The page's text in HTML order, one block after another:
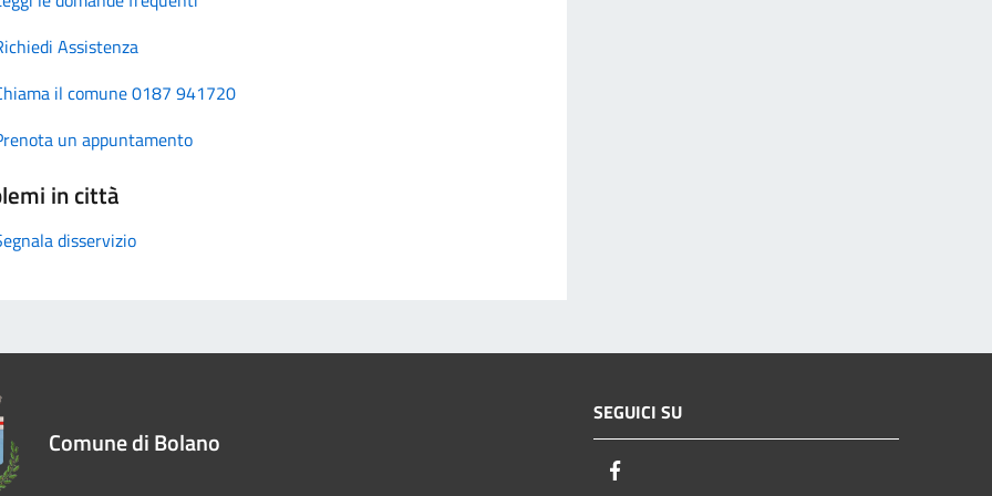
Assistenza
il comune 0187 941720
un appuntamento
in città
disservizio
Comune di Bolano
SEGUICI SU